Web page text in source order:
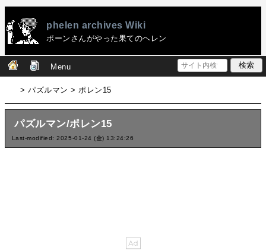
phelen archives Wiki
ポーンさんがやった果てのヘレン
Menu
> パズルマン > ポレン15
パズルマン/ポレン15
Last-modified: 2025-01-24 (金) 13:24:26